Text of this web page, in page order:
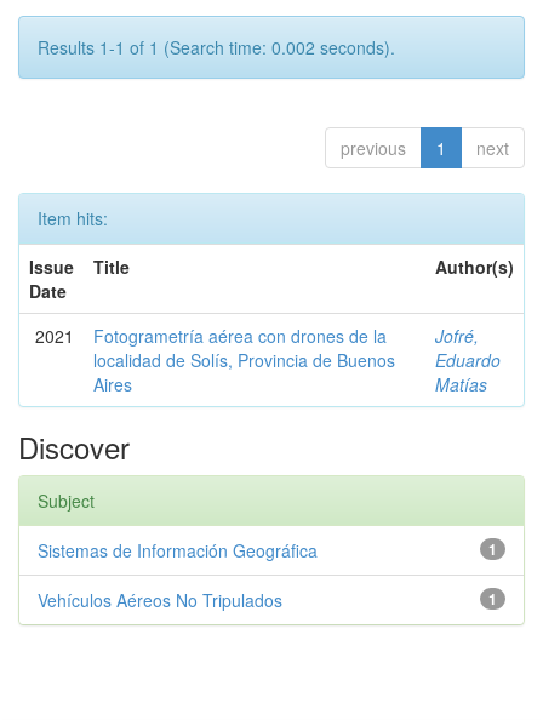
Results 1-1 of 1 (Search time: 0.002 seconds).
previous 1 next
Item hits:
Issue
Date
Title Author(s)
2021
Fotogrametría aérea con drones de la
localidad de Solís, Provincia de Buenos
Aires
Jofré,
Eduardo
Matías
Discover
Subject
1
Sistemas de Información Geográfica
1
Vehículos Aéreos No Tripulados